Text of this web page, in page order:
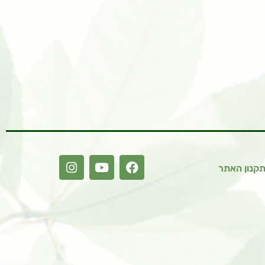
תקנון האתר